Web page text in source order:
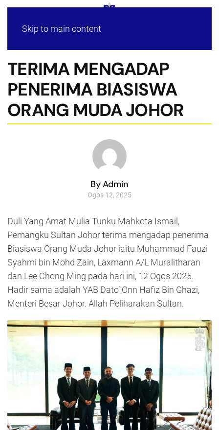
Skip to main content
TERIMA MENGADAP
PENERIMA BIASISWA
ORANG MUDA JOHOR
By Admin
Ogos 12, 2025
Duli Yang Amat Mulia Tunku Mahkota Ismail,
Pemangku Sultan Johor terima mengadap penerima
Biasiswa Orang Muda Johor iaitu Muhammad Fauzi
Syahmi bin Mohd Zain, Laxmann A/L Muralitharan
dan Lee Chong Ming pada hari ini, 12 Ogos 2025.
Hadir sama adalah YAB Dato’ Onn Hafiz Bin Ghazi,
Menteri Besar Johor. Allah Peliharakan Sultan.